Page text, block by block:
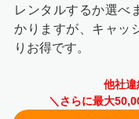
レンタルするか選べ
かりますが、キャッ
りお得です。
他社
＼さらに最大